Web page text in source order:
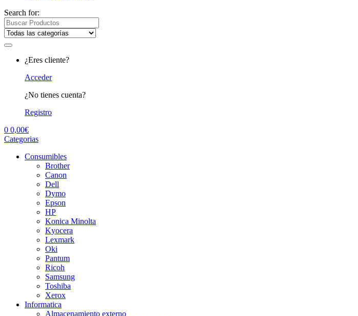
Search for:
¿Eres cliente?
Acceder
¿No tienes cuenta?
Registro
0 0,00€
Categorias
Consumibles
Brother
Canon
Dell
Dymo
Epson
HP
Konica Minolta
Kyocera
Lexmark
Oki
Pantum
Ricoh
Samsung
Toshiba
Xerox
Informatica
Almacenamiento externo